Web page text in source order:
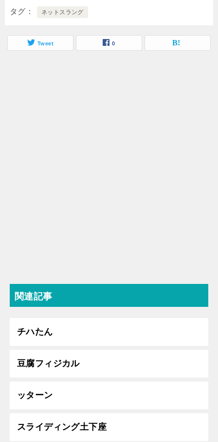
タグ ネットスラング
Tweet 0
関連記事
チハたん
豆腐フィジカル
ッターン
スライディング土下座